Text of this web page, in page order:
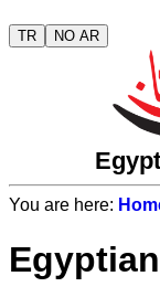
TR NO AR
You are here: